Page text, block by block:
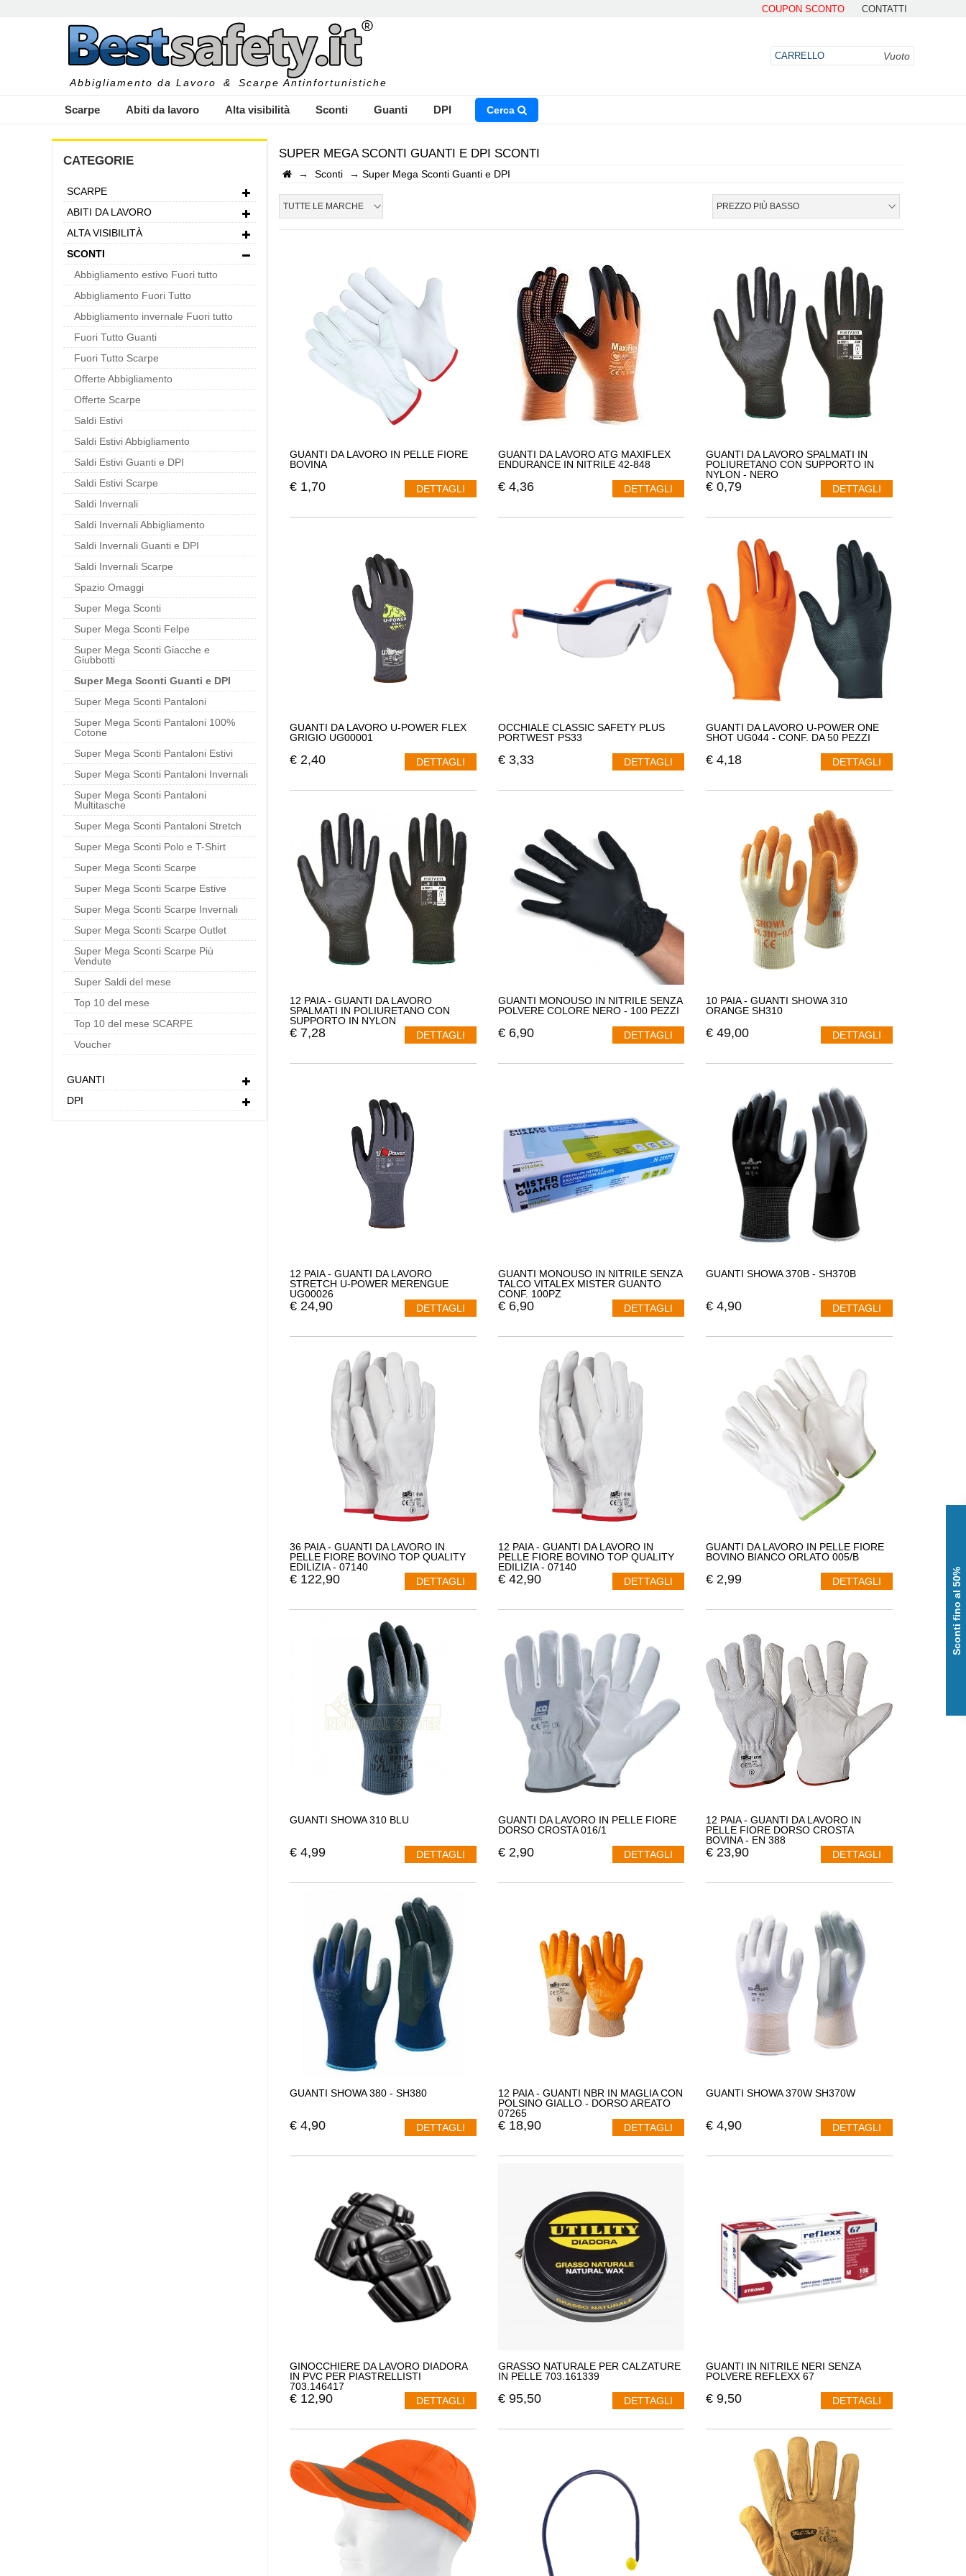
COUPON SCONTO CONTATTI
Abbigliamento da Lavoro & Scarpe Antinfortunistiche
CARRELLO Vuoto
Scarpe Abiti da lavoro Alta visibilità Sconti Guanti DPI Cerca
INSERISCI IL NOME DEL PRODOTTO CHE STAI CERCANDO
CATEGORIE
SCARPE
ABITI DA LAVORO
ALTA VISIBILITÀ
SCONTI
Abbigliamento estivo Fuori tutto
Abbigliamento Fuori Tutto
Abbigliamento invernale Fuori tutto
Fuori Tutto Guanti
Fuori Tutto Scarpe
Offerte Abbigliamento
Offerte Scarpe
Saldi Estivi
Saldi Estivi Abbigliamento
Saldi Estivi Guanti e DPI
Saldi Estivi Scarpe
Saldi Invernali
Saldi Invernali Abbigliamento
Saldi Invernali Guanti e DPI
Saldi Invernali Scarpe
Spazio Omaggi
Super Mega Sconti
Super Mega Sconti Felpe
Super Mega Sconti Giacche e
Giubbotti
Super Mega Sconti Guanti e DPI
Super Mega Sconti Pantaloni
Super Mega Sconti Pantaloni 100%
Cotone
Super Mega Sconti Pantaloni Estivi
Super Mega Sconti Pantaloni Invernali
Super Mega Sconti Pantaloni
Multitasche
Super Mega Sconti Pantaloni Stretch
Super Mega Sconti Polo e T-Shirt
Super Mega Sconti Scarpe
Super Mega Sconti Scarpe Estive
Super Mega Sconti Scarpe Invernali
Super Mega Sconti Scarpe Outlet
Super Mega Sconti Scarpe Più
Vendute
Super Saldi del mese
Top 10 del mese
Top 10 del mese SCARPE
Voucher
GUANTI
DPI
SUPER MEGA SCONTI GUANTI E DPI SCONTI
→ Sconti → Super Mega Sconti Guanti e DPI
TUTTE LE MARCHE PREZZO PIÙ BASSO
GUANTI DA LAVORO IN PELLE FIORE
BOVINA
€ 1,70 DETTAGLI
GUANTI DA LAVORO ATG MAXIFLEX
ENDURANCE IN NITRILE 42-848
€ 4,36 DETTAGLI
GUANTI DA LAVORO SPALMATI IN
POLIURETANO CON SUPPORTO IN
NYLON - NERO
€ 0,79 DETTAGLI
GUANTI DA LAVORO U-POWER FLEX
GRIGIO UG00001
€ 2,40 DETTAGLI
OCCHIALE CLASSIC SAFETY PLUS
PORTWEST PS33
€ 3,33 DETTAGLI
GUANTI DA LAVORO U-POWER ONE
SHOT UG044 - CONF. DA 50 PEZZI
€ 4,18 DETTAGLI
12 PAIA - GUANTI DA LAVORO
SPALMATI IN POLIURETANO CON
SUPPORTO IN NYLON
€ 7,28 DETTAGLI
GUANTI MONOUSO IN NITRILE SENZA
POLVERE COLORE NERO - 100 PEZZI
€ 6,90 DETTAGLI
10 PAIA - GUANTI SHOWA 310
ORANGE SH310
€ 49,00 DETTAGLI
12 PAIA - GUANTI DA LAVORO
STRETCH U-POWER MERENGUE
UG00026
€ 24,90 DETTAGLI
GUANTI MONOUSO IN NITRILE SENZA
TALCO VITALEX MISTER GUANTO
CONF. 100PZ
€ 6,90 DETTAGLI
GUANTI SHOWA 370B - SH370B
€ 4,90 DETTAGLI
36 PAIA - GUANTI DA LAVORO IN
PELLE FIORE BOVINO TOP QUALITY
EDILIZIA - 07140
€ 122,90 DETTAGLI
12 PAIA - GUANTI DA LAVORO IN
PELLE FIORE BOVINO TOP QUALITY
EDILIZIA - 07140
€ 42,90 DETTAGLI
GUANTI DA LAVORO IN PELLE FIORE
BOVINO BIANCO ORLATO 005/B
€ 2,99 DETTAGLI
GUANTI SHOWA 310 BLU
€ 4,99 DETTAGLI
GUANTI DA LAVORO IN PELLE FIORE
DORSO CROSTA 016/1
€ 2,90 DETTAGLI
12 PAIA - GUANTI DA LAVORO IN
PELLE FIORE DORSO CROSTA
BOVINA - EN 388
€ 23,90 DETTAGLI
GUANTI SHOWA 380 - SH380
€ 4,90 DETTAGLI
12 PAIA - GUANTI NBR IN MAGLIA CON
POLSINO GIALLO - DORSO AREATO
07265
€ 18,90 DETTAGLI
GUANTI SHOWA 370W SH370W
€ 4,90 DETTAGLI
GINOCCHIERE DA LAVORO DIADORA
IN PVC PER PIASTRELLISTI
703.146417
€ 12,90 DETTAGLI
GRASSO NATURALE PER CALZATURE
IN PELLE 703.161339
€ 95,50 DETTAGLI
GUANTI IN NITRILE NERI SENZA
POLVERE REFLEXX 67
€ 9,50 DETTAGLI
Sconti fino al 50%